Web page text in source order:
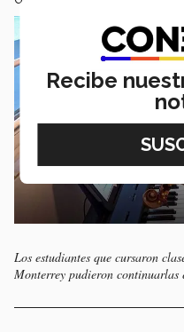
Los estudiantes que cursaron
Monterrey pudieron continuarlas
Recibe